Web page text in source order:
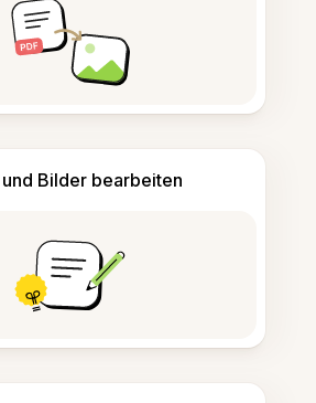
und Bilder bearbeiten